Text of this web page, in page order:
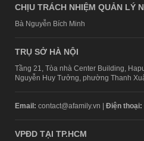
CHỊU TRÁCH NHIỆM QUẢN LÝ
Bà Nguyễn Bích Minh
TRỤ SỞ HÀ NỘI
Tầng 21, Tòa nhà Center Building,
Nguyễn Huy Tưởng, phường Thanh
Email: contact@afamily.vn | Điện thoại:
VPĐD TẠI TP.HCM